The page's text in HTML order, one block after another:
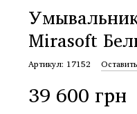
Mirasoft
Артикул: 17152
39 600 грн